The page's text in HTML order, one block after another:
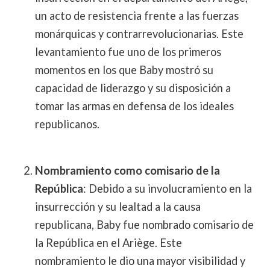
un acto de resistencia frente a las fuerzas
monárquicas y contrarrevolucionarias. Este
levantamiento fue uno de los primeros
momentos en los que Baby mostró su
capacidad de liderazgo y su disposición a
tomar las armas en defensa de los ideales
republicanos.
Nombramiento como comisario de la
República: Debido a su involucramiento en la
insurrección y su lealtad a la causa
republicana, Baby fue nombrado comisario de
la República en el Ariège. Este
nombramiento le dio una mayor visibilidad y